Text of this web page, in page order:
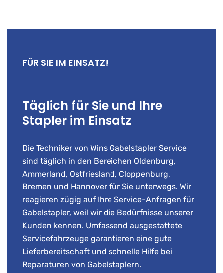
FÜR SIE IM EINSATZ!
Täglich für Sie und Ihre
Stapler im Einsatz
Die Techniker von Wins Gabelstapler Service
sind täglich in den Bereichen Oldenburg,
Ammerland, Ostfriesland, Cloppenburg,
Bremen und Hannover für Sie unterwegs. Wir
reagieren zügig auf Ihre Service-Anfragen für
Gabelstapler, weil wir die Bedürfnisse unserer
Kunden kennen. Umfassend ausgestattete
Servicefahrzeuge garantieren eine gute
Lieferbereitschaft und schnelle Hilfe bei
Reparaturen von Gabelstaplern.